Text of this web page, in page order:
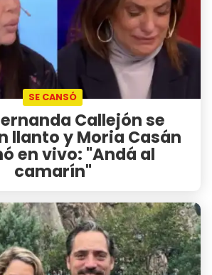
SE CANSÓ
Callejón se
llanto y Moria Casán
en vivo: "Andá al
camarín"